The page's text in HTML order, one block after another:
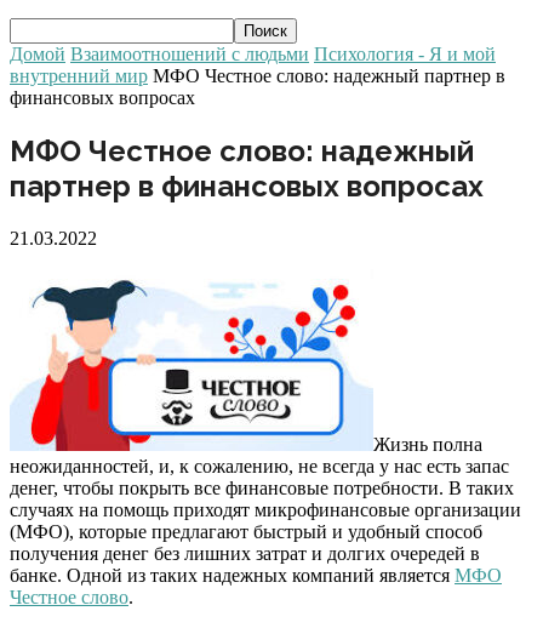
Домой Взаимоотношений с людьми Психология - Я и мой
внутренний мир МФО Честное слово: надежный партнер в
финансовых вопросах
МФО Честное слово: надежный
партнер в финансовых вопросах
21.03.2022
Жизнь полна
неожиданностей, и, к сожалению, не всегда у нас есть запас
денег, чтобы покрыть все финансовые потребности. В таких
случаях на помощь приходят микрофинансовые организации
(МФО), которые предлагают быстрый и удобный способ
получения денег без лишних затрат и долгих очередей в
банке. Одной из таких надежных компаний является МФО
Честное слово.